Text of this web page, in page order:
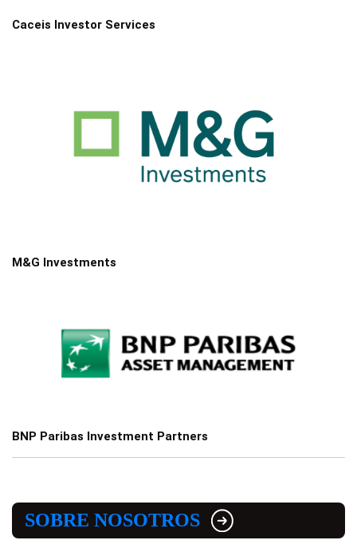
Caceis Investor Services
M&G Investments
BNP Paribas Investment Partners
SOBRE NOSOTROS